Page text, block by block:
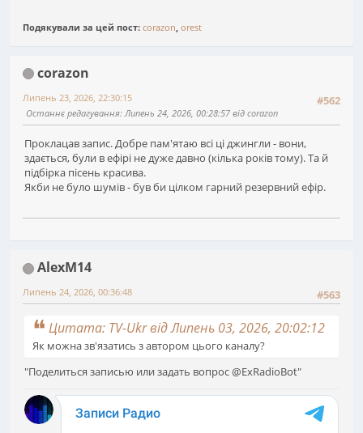
Подякували за цей пост: corazon orest
corazon
#562
Липень 23, 2026, 22:30:15
Останнє редагування: Липень 24, 2026, 00:28:57 від corazon
Проклацав запис. Добре пам'ятаю всі ці джингли - вони,
здається, були в ефірі не дуже давно (кілька років тому). Та й
підбірка пісень красива.
Якби не було шумів - був би цілком гарний резервний ефір.
AlexM14
#563
Липень 24, 2026, 00:36:48
Цитата: TV-Ukr від Липень 03, 2026, 20:02:12
Як можна зв'язатись з автором цього каналу?
"Поделиться записью или задать вопрос @ExRadioBot"